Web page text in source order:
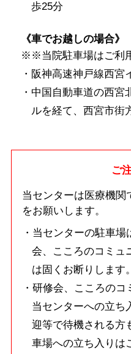
歩25分
《車でお越しの場合》
※当院駐車場はご利
阪神高速神戸線西宮
中国自動車道の西宮
ルを経て、西宮市街
ご
当センターは医療機関
をお願いします。
当センターの駐車場
会、こころのコミュ
は固くお断りします。
研修会、こころのコ
当センターへの立ち
迎等で待機される方
車場への立ち入りは